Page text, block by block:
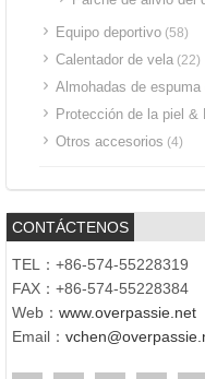
Equipo deportivo (58)
Calentador de vela (22)
Almohadas de espuma
Protección de la piel &
Otros accesorios (4)
CONTÁCTENOS
TEL：+86-574-55228319
FAX：+86-574-55228384
Web： www.overpassie.net
Email：